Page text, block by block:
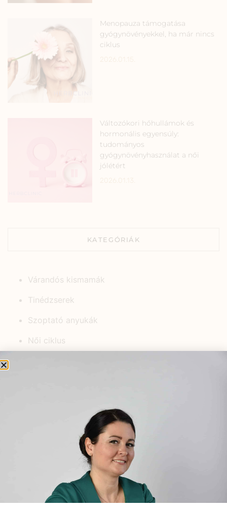
Menopauza támogatása
gyógynövényekkel, ha már nincs
ciklus
Változókori hőhullámok és
hormonális egyensúly:
tudományos
gyógynövényhasználat a női
jólétért
KATEGÓRIÁK
Várandós kismamák
Tinédzserek
Szoptató anyukák
Női ciklus
Fiatal felnőttek
Csecsemők